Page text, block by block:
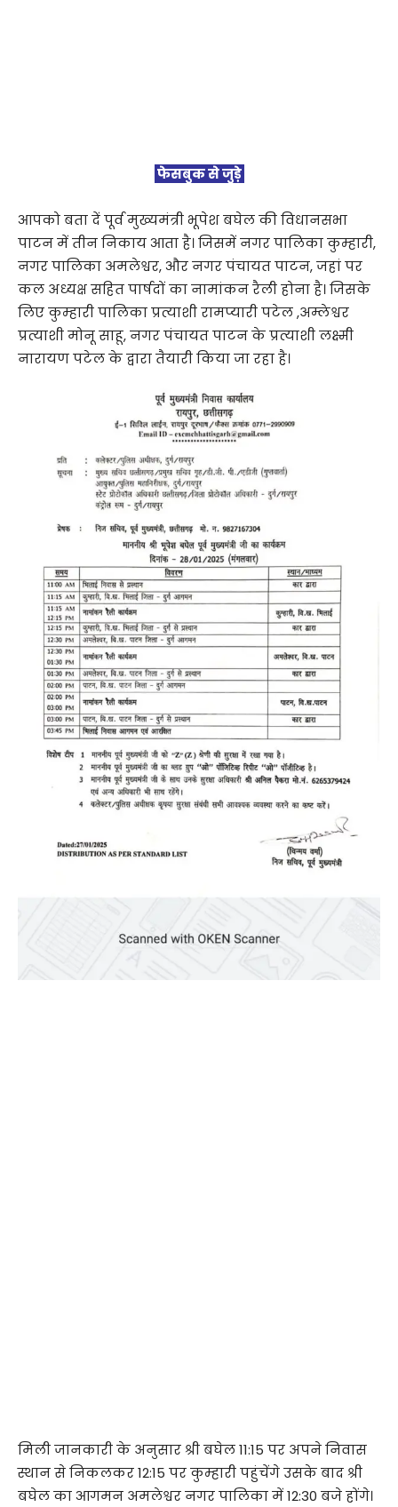
फेसबुक से जुड़े
आपको बता दें पूर्व मुख्यमंत्री भूपेश बघेल की विधानसभा
पाटन में तीन निकाय आता है। जिसमें नगर पालिका कुम्हारी,
नगर पालिका अमलेश्वर, और नगर पंचायत पाटन, जहां पर
कल अध्यक्ष सहित पार्षदों का नामांकन रैली होना है। जिसके
लिए कुम्हारी पालिका प्रत्याशी रामप्यारी पटेल ,अम्लेश्वर
प्रत्याशी मोनू साहू, नगर पंचायत पाटन के प्रत्याशी लक्ष्मी
नारायण पटेल के द्वारा तैयारी किया जा रहा है।
मिली जानकारी के अनुसार श्री बघेल 11:15 पर अपने निवास
स्थान से निकलकर 12:15 पर कुम्हारी पहुंचेंगे उसके बाद श्री
बघेल का आगमन अमलेश्वर नगर पालिका में 12:30 बजे होंगे।